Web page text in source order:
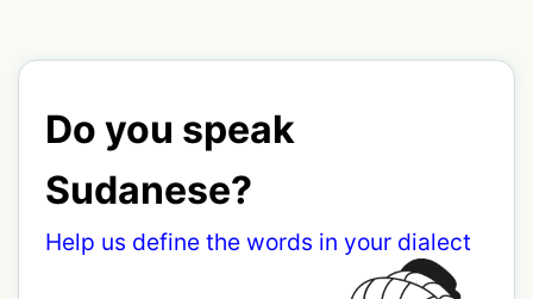
Do you speak
Sudanese?
Help us define the words in your dialect